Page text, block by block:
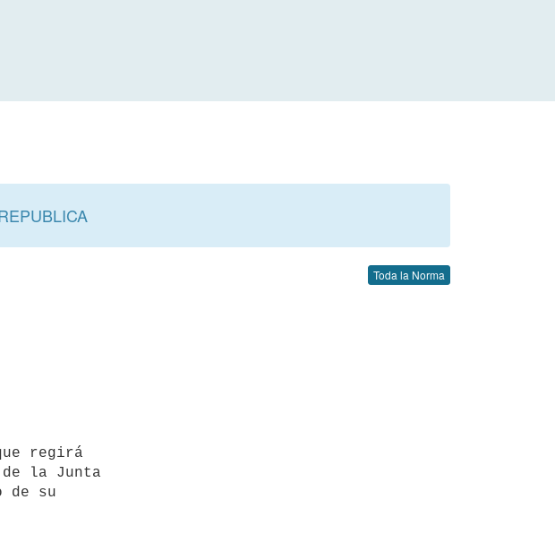
Toda la Norma
la Junta
de su